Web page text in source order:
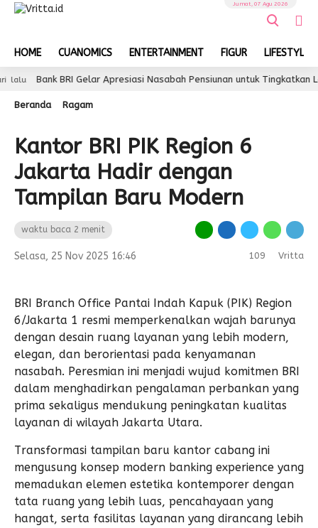
HOME CUANOMICS ENTERTAINMENT FIGUR LIFESTYLE
Jumat, 07 Agu 2026
Bank BRI Gelar Apresiasi Nasabah Pensiunan untuk Tingkatkan
Beranda Ragam
Kantor BRI PIK Region 6
Jakarta Hadir dengan
Tampilan Baru Modern
waktu baca 2 menit
Selasa, 25 Nov 2025 16:46 109 Vritta
BRI Branch Office Pantai Indah Kapuk (PIK) Region
6/Jakarta 1 resmi memperkenalkan wajah barunya
dengan desain ruang layanan yang lebih modern,
elegan, dan berorientasi pada kenyamanan
nasabah. Peresmian ini menjadi wujud komitmen BRI
dalam menghadirkan pengalaman perbankan yang
prima sekaligus mendukung peningkatan kualitas
layanan di wilayah Jakarta Utara.
Transformasi tampilan baru kantor cabang ini
mengusung konsep modern banking experience yang
memadukan elemen estetika kontemporer dengan
tata ruang yang lebih luas, pencahayaan yang
hangat, serta fasilitas layanan yang dirancang lebih